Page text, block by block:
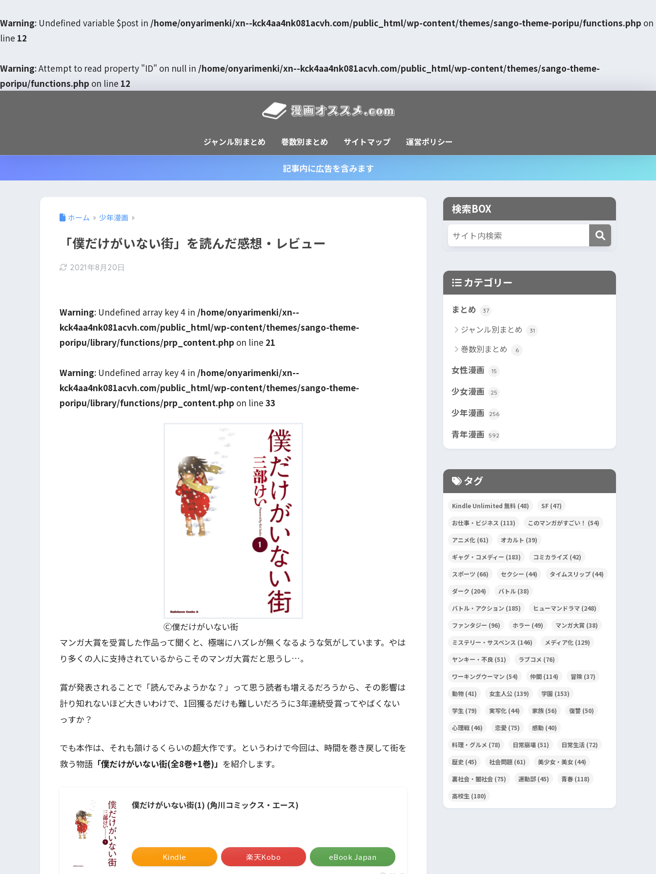
Warning: Undefined variable $post in /home/onyarimenki/xn--kck4aa4nk081acvh.com/public_html/wp-content/themes/sango-theme-poripu/functions.php on
line 12
Warning: Attempt to read property "ID" on null in /home/onyarimenki/xn--kck4aa4nk081acvh.com/public_html/wp-content/themes/sango-theme-
poripu/functions.php on line 12
ジャンル別まとめ 巻数別まとめ サイトマップ 運営ポリシー
記事内に広告を含みます
ホーム 少年漫画
「僕だけがいない街」を読んだ感想・レビュー
2021年8月20日
Warning: Undefined array key 4 in /home/onyarimenki/xn--
kck4aa4nk081acvh.com/public_html/wp-content/themes/sango-theme-
poripu/library/functions/prp_content.php on line 21
Warning: Undefined array key 4 in /home/onyarimenki/xn--
kck4aa4nk081acvh.com/public_html/wp-content/themes/sango-theme-
poripu/library/functions/prp_content.php on line 33
Ⓒ僕だけがいない街
マンガ大賞を受賞した作品って聞くと、極端にハズレが無くなるような気がしています。やは
り多くの人に支持されているからこそのマンガ大賞だと思うし…。
賞が発表されることで「読んでみようかな？」って思う読者も増えるだろうから、その影響は
計り知れないほど大きいわけで、1回獲るだけも難しいだろうに3年連続受賞ってやばくない
っすか？
でも本作は、それも頷けるくらいの超大作です。というわけで今回は、時間を巻き戻して街を
救う物語 「僕だけがいない街(全8巻+1巻)」 を紹介します。
僕だけがいない街(1) (角川コミックス・エース)
Kindle 楽天Kobo eBook Japan
検索BOX
カテゴリー
まとめ 37
ジャンル別まとめ 31
巻数別まとめ 6
女性漫画 15
少女漫画 25
少年漫画 256
青年漫画 592
タグ
Kindle Unlimited 無料 (48) SF (47)
お仕事・ビジネス (113) このマンガがすごい！ (54)
アニメ化 (61) オカルト (39)
ギャグ・コメディー (183) コミカライズ (42)
スポーツ (66) セクシー (44) タイムスリップ (44)
ダーク (204) バトル (38)
バトル・アクション (185) ヒューマンドラマ (248)
ファンタジー (96) ホラー (49) マンガ大賞 (38)
ミステリー・サスペンス (146) メディア化 (129)
ヤンキー・不良 (51) ラブコメ (76)
ワーキングウーマン (54) 仲間 (114) 冒険 (37)
動物 (41) 女主人公 (139) 学園 (153)
学生 (79) 実写化 (44) 家族 (56) 復讐 (50)
心理戦 (46) 恋愛 (75) 感動 (40)
料理・グルメ (78) 日常崩壊 (51) 日常生活 (72)
歴史 (45) 社会問題 (61) 美少女・美女 (44)
裏社会・闇社会 (75) 運動部 (45) 青春 (118)
高校生 (180)